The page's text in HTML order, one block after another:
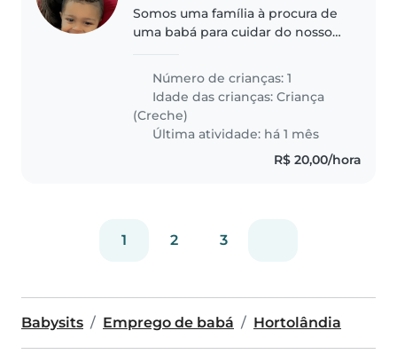
Somos uma família à procura de
uma babá para cuidar do nosso
falador e brincalhão. Preferimos
que a babá cozinhe. Estamos
disponíveis para receber..
Número de crianças: 1
Idade das crianças:Criança
(Creche)
Última atividade: há 1 mês
R$ 20,00/hora
1 2 3
Babysits Emprego de babá Hortolândia